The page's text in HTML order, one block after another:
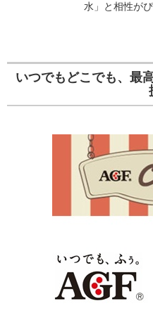
水」と相性が
いつでもどこでも、最